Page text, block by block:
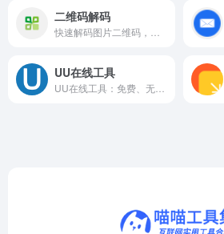
二维码解码
UU在线工具